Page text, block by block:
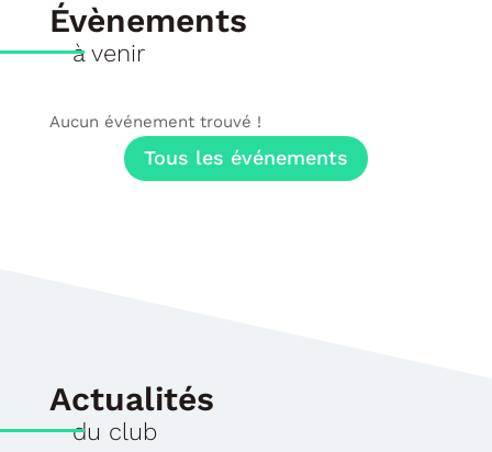
Évènements
à venir
Aucun événement trouvé !
Tous les événements
Actualités
du club